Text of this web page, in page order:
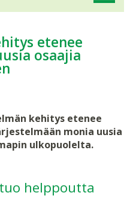
etenee
osaajia
kehitys etenee
monia uusia
ulkopuolelta.
helppoutta